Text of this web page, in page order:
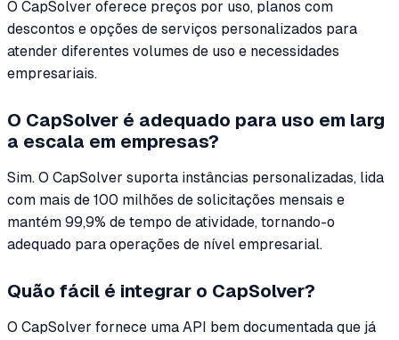
O CapSolver oferece preços por uso, planos com
descontos e opções de serviços personalizados para
atender diferentes volumes de uso e necessidades
empresariais.
O CapSolver é adequado para uso em larg
a escala em empresas?
Sim. O CapSolver suporta instâncias personalizadas, lida
com mais de 100 milhões de solicitações mensais e
mantém 99,9% de tempo de atividade, tornando-o
adequado para operações de nível empresarial.
Quão fácil é integrar o CapSolver?
O CapSolver fornece uma API bem documentada que já